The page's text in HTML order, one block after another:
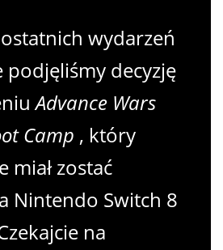
wydarzeń
podjęliśmy decyzję
Advance Wars
Camp , który
miał zostać
Nintendo Switch 8
na